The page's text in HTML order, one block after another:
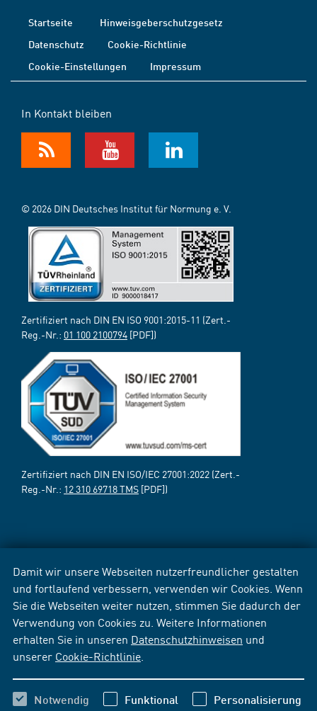
Damit wir unsere Webseiten nutzerfreundlicher gestalten
und fortlaufend verbessern, verwenden wir Cookies. Wenn
Sie die Webseiten weiter nutzen, stimmen Sie dadurch der
Verwendung von Cookies zu. Weitere Informationen
erhalten Sie in unseren Datenschutzhinweisen und
unserer Cookie-Richtlinie
Notwendig Funktional Personalisierung
Startseite
Hinweisgeberschutzgesetz
Datenschutz
Cookie-Richtlinie
Cookie-Einstellungen
Impressum
In Kontakt bleiben
© 2026 DIN Deutsches Institut für Normung e. V.
Zertifiziert nach DIN EN ISO 9001:2015-11 (Zert.-
Reg.-Nr.: 01 100 2100794 [PDF])
Zertifiziert nach DIN EN ISO/IEC 27001:2022 (Zert.-
Reg.-Nr.: 12 310 69718 TMS [PDF])